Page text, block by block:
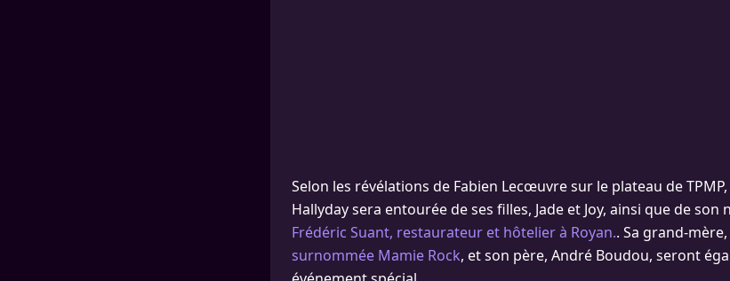
Selon les révélations de Fabien Lecœuvre sur le plateau de
Hallyday sera entourée de ses filles, Jade et Joy, ainsi que de
Frédéric Suant, restaurateur et hôtelier à Royan.. Sa grand-mère,
surnommée Mamie Rock, et son père, André Boudou, seront